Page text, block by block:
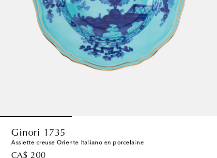
Ginori 1735
Assiette creuse Oriente Italiano en porcelaine
CA$ 200
original price